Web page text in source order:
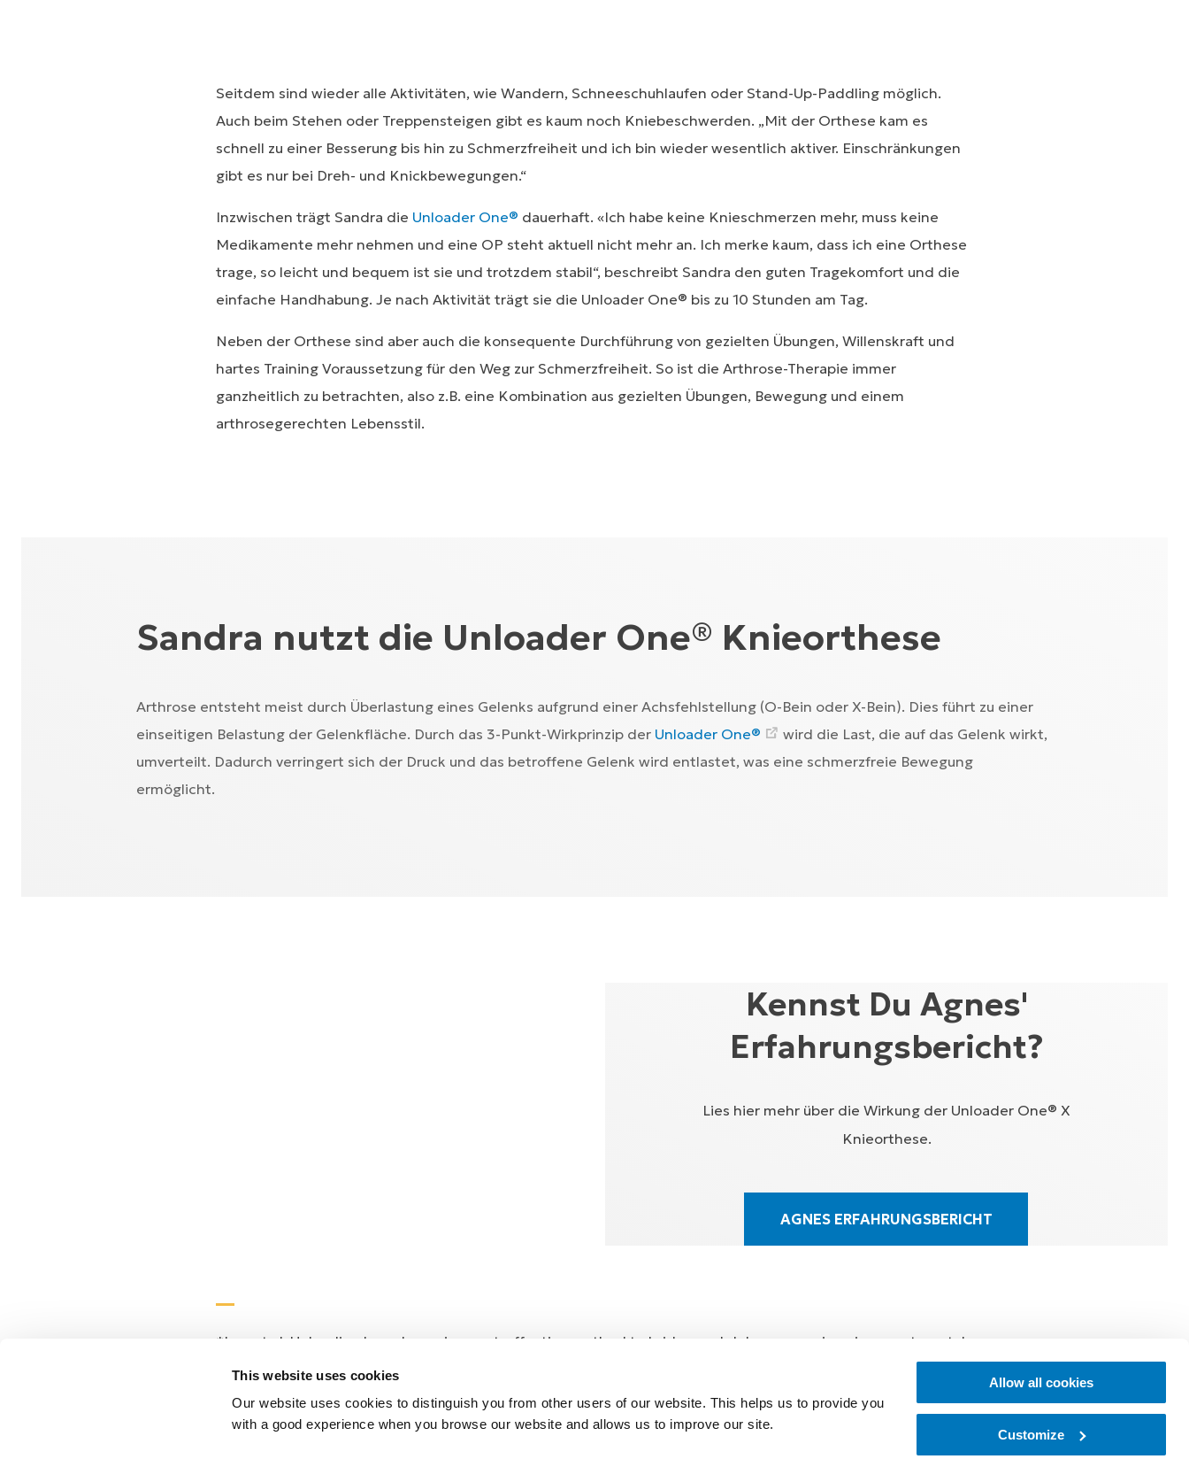
This website uses cookies
Our website uses cookies to distinguish you from other users of our website. This helps us to provide you
with a good experience when you browse our website and allows us to improve our site.
Allow all cookies
Customize
Seitdem sind wieder alle Aktivitäten, wie Wandern, Schneeschuhlaufen oder Stand-Up-Paddling möglich.
Auch beim Stehen oder Treppensteigen gibt es kaum noch Kniebeschwerden. „Mit der Orthese kam es
schnell zu einer Besserung bis hin zu Schmerzfreiheit und ich bin wieder wesentlich aktiver. Einschränkungen
gibt es nur bei Dreh- und Knickbewegungen.“
Inzwischen trägt Sandra die Unloader One® dauerhaft. «Ich habe keine Knieschmerzen mehr, muss keine
Medikamente mehr nehmen und eine OP steht aktuell nicht mehr an. Ich merke kaum, dass ich eine Orthese
trage, so leicht und bequem ist sie und trotzdem stabil“, beschreibt Sandra den guten Tragekomfort und die
einfache Handhabung. Je nach Aktivität trägt sie die Unloader One® bis zu 10 Stunden am Tag.
Neben der Orthese sind aber auch die konsequente Durchführung von gezielten Übungen, Willenskraft und
hartes Training Voraussetzung für den Weg zur Schmerzfreiheit. So ist die Arthrose-Therapie immer
ganzheitlich zu betrachten, also z.B. eine Kombination aus gezielten Übungen, Bewegung und einem
arthrosegerechten Lebensstil.
Sandra nutzt die Unloader One® Knieorthese
Arthrose entsteht meist durch Überlastung eines Gelenks aufgrund einer Achsfehlstellung (O-Bein oder X-Bein). Dies führt zu einer
einseitigen Belastung der Gelenkfläche. Durch das 3-Punkt-Wirkprinzip der Unloader One®
wird die Last, die auf das Gelenk wirkt,
umverteilt. Dadurch verringert sich der Druck und das betroffene Gelenk wird entlastet, was eine schmerzfreie Bewegung
ermöglicht.
Kennst Du Agnes'
Erfahrungsbericht?
Lies hier mehr über die Wirkung der Unloader One® X
Knieorthese.
AGNES ERFAHRUNGSBERICHT
*Lee et al. Unloading knee brace is a cost-effective method to bridge and delay surgery in unicompartmental
knee arthritis. BMJ Open Sport Exerc Med 2017 • Phillips et al. Treatment of osteoarthritis of the knee with
bracing: a scoping review. Orthopedic Reviews 2016 • Briggs et al. Improvement in quality of life with use of an
unloader knee brace in active patients with OA. J Knee Surg. 2012.